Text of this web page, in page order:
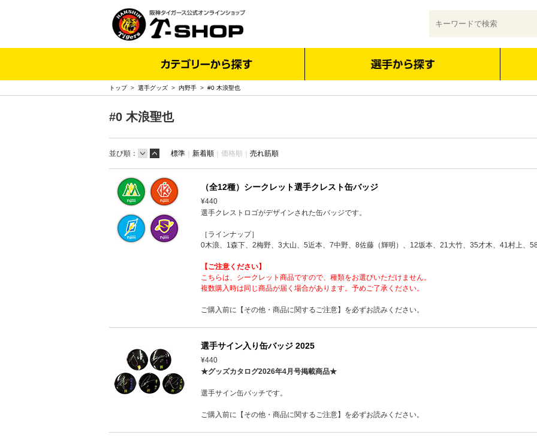
トップ> 選手グッズ > 内野手 > #0 木浪聖也
#0 木浪聖也
並び順： 標準 ｜ 新着順 ｜ 価格順｜ 売れ筋順
（全12種）シークレット選手クレスト缶バッジ
¥440
選手クレストロゴがデザインされた缶バッジです。
［ラインナップ］
0木浪、1森下、2梅野、3大山、5近本、7中野、8佐藤（輝明）、12坂本、21大竹、35才木、41村上、
【ご注意ください】
こちらは、シークレット商品ですので、種類をお選びいただけません。
複数購入時は同じ商品が届く場合があります。予めご了承ください。
ご購入前に【その他・商品に関するご注意】を必ずお読みください。
選手サイン入り缶バッジ 2025
¥440
★グッズカタログ2026年4月号掲載商品★
選手サイン缶バッチです。
ご購入前に【その他・商品に関するご注意】を必ずお読みください。